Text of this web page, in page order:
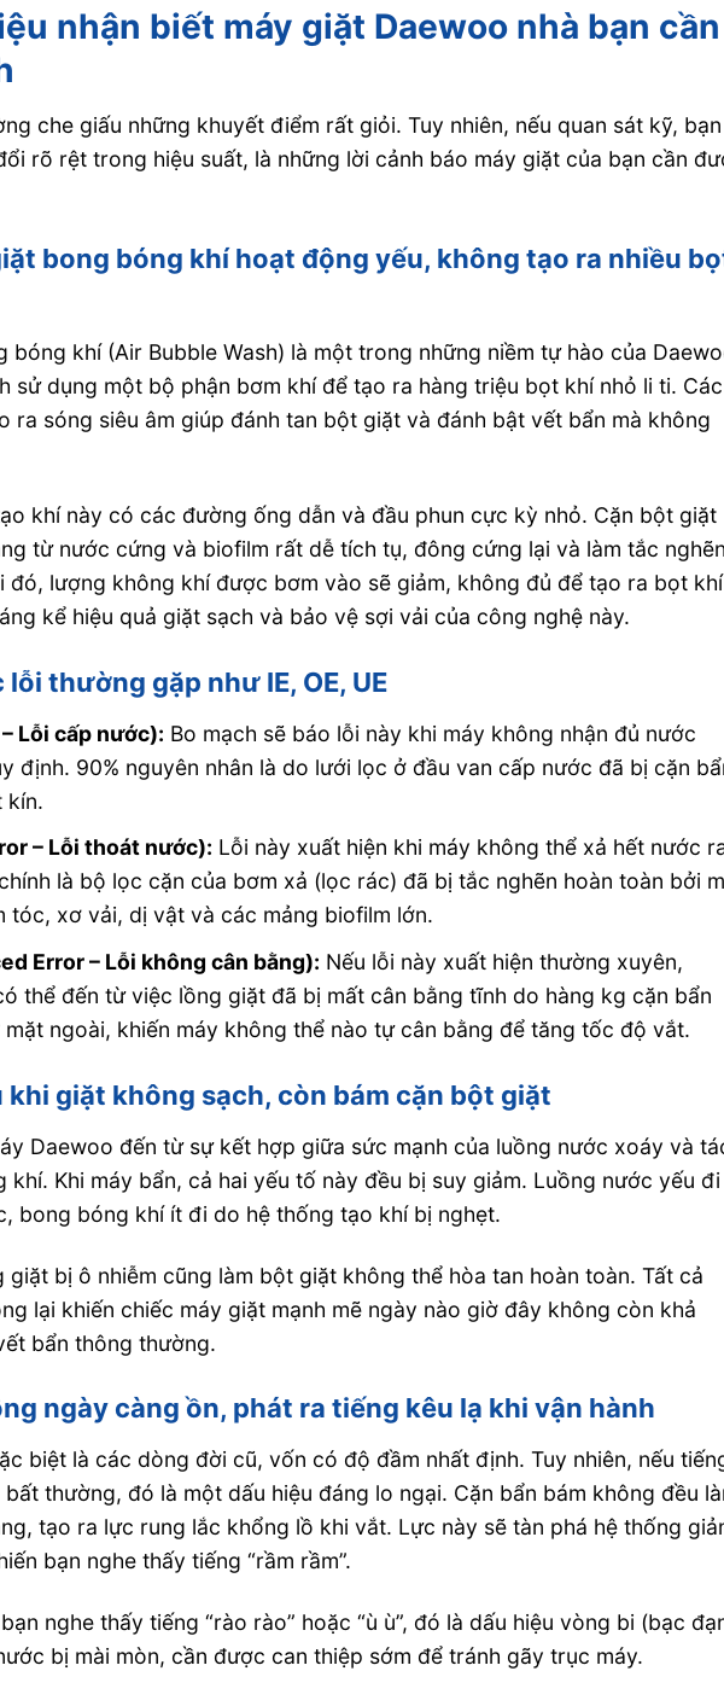
nhận biết máy giặt Daewoo nhà bạn cần
che giấu những khuyết điểm rất giỏi. Tuy nhiên, nếu quan sát kỹ, bạn
rõ rệt trong hiệu suất, là những lời cảnh báo máy giặt của bạn cần
bong bóng khí hoạt động yếu, không tạo ra nhiều
bóng khí (Air Bubble Wash) là một trong những niềm tự hào của
sử dụng một bộ phận bơm khí để tạo ra hàng triệu bọt khí nhỏ li ti. Các
ra sóng siêu âm giúp đánh tan bột giặt và đánh bật vết bẩn mà không
khí này có các đường ống dẫn và đầu phun cực kỳ nhỏ. Cặn bột giặt
từ nước cứng và biofilm rất dễ tích tụ, đông cứng lại và làm tắc nghẽn
đó, lượng không khí được bơm vào sẽ giảm, không đủ để tạo ra bọt khí
kể hiệu quả giặt sạch và bảo vệ sợi vải của công nghệ này.
lỗi thường gặp như IE, OE, UE
Lỗi cấp nước): Bo mạch sẽ báo lỗi này khi máy không nhận đủ nước
định. 90% nguyên nhân là do lưới lọc ở đầu van cấp nước đã bị cặn
kín.
– Lỗi thoát nước): Lỗi này xuất hiện khi máy không thể xả hết nước
là bộ lọc cặn của bơm xả (lọc rác) đã bị tắc nghẽn hoàn toàn bởi
tóc, xơ vải, dị vật và các mảng biofilm lớn.
Error – Lỗi không cân bằng): Nếu lỗi này xuất hiện thường xuyên,
thể đến từ việc lồng giặt đã bị mất cân bằng tĩnh do hàng kg cặn bẩn
ngoài, khiến máy không thể nào tự cân bằng để tăng tốc độ vắt.
khi giặt không sạch, còn bám cặn bột giặt
Daewoo đến từ sự kết hợp giữa sức mạnh của luồng nước xoáy và
khí. Khi máy bẩn, cả hai yếu tố này đều bị suy giảm. Luồng nước yếu đi
bong bóng khí ít đi do hệ thống tạo khí bị nghẹt.
bị ô nhiễm cũng làm bột giặt không thể hòa tan hoàn toàn. Tất cả
lại khiến chiếc máy giặt mạnh mẽ ngày nào giờ đây không còn khả
bẩn thông thường.
ngày càng ồn, phát ra tiếng kêu lạ khi vận hành
biệt là các dòng đời cũ, vốn có độ đầm nhất định. Tuy nhiên, nếu
thường, đó là một dấu hiệu đáng lo ngại. Cặn bẩn bám không đều
tạo ra lực rung lắc khổng lồ khi vắt. Lực này sẽ tàn phá hệ thống
bạn nghe thấy tiếng “rầm rầm”.
nghe thấy tiếng “rào rào” hoặc “ù ù”, đó là dấu hiệu vòng bi (bạc
bị mài mòn, cần được can thiệp sớm để tránh gãy trục máy.